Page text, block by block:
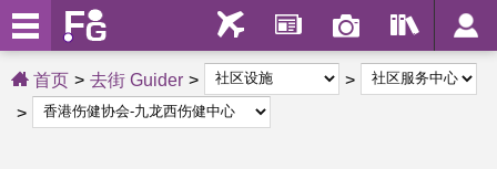
首页 去街 Guider